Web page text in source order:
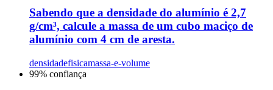
Sabendo que a densidade do alumínio é 2,7
g/cm³, calcule a massa de um cubo maciço de
alumínio com 4 cm de aresta.
densidadefisicamassa-e-volume
99% confiança